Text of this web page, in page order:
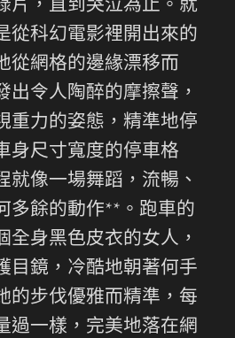
片，直到哭泣為止。就
從科幻電影裡開出來的
從網格的邊緣漂移而
出令人陶醉的摩擦聲，
重力的姿態，精準地停
身尺寸寬度的停車格
就像一場舞蹈，流暢、
多餘的動作**。跑車的
全身黑色皮衣的女人，
目鏡，冷酷地朝著何手
的步伐優雅而精準，每
過一樣，完美地落在網